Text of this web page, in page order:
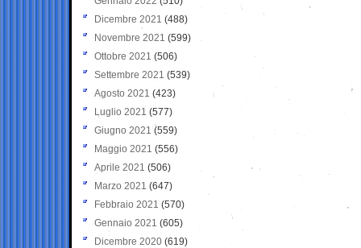
Dicembre 2021 (488)
Novembre 2021 (599)
Ottobre 2021 (506)
Settembre 2021 (539)
Agosto 2021 (423)
Luglio 2021 (577)
Giugno 2021(559)
Maggio 2021 (556)
Aprile 2021 (506)
Marzo 2021 (647)
Febbraio 2021 (570)
Gennaio 2021 (605)
Dicembre 2020 (619)